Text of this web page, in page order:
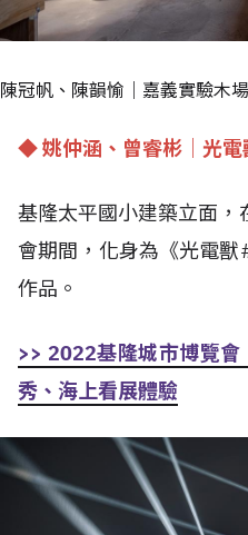
陳冠帆、陳韻愉｜嘉義實驗木場
◆ 姚仲涵、曾睿彬｜光
基隆太平國小建築立面
會期間，化身為《光電
作品。
>> 2022基隆城市博覽
秀、海上看展體驗